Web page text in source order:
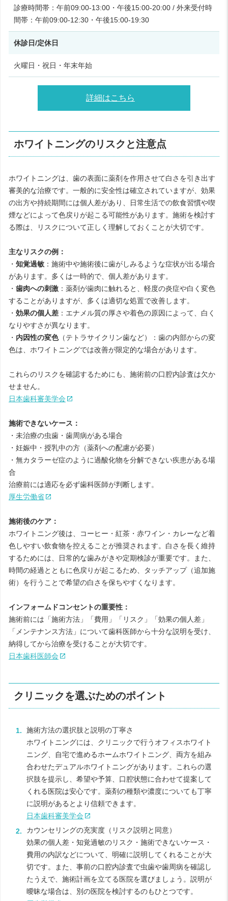
診療時間帯：午前09:00-13:00・午後15:00-20:00 / 外来受付時
間帯：午前09:00-12:30・午後15:00-19:30
休診日/定休日
火曜日・祝日・年末年始
詳細はこちら
ホワイトニングのリスクと注意点
ホワイトニングは、歯の表面に薬剤を作用させて白さを引き出す
審美的な治療です。一般的に安全性は確立されていますが、効果
の出方や持続期間には個人差があり、日常生活での飲食習慣や喫
煙などによって色戻りが起こる可能性があります。施術を検討す
る際は、リスクについて正しく理解しておくことが大切です。
主なリスクの例：
・ 知覚過敏 ：施術中や施術後に歯がしみるような症状が出る場合
があります。多くは一時的で、個人差があります。
・ 歯肉への刺激 ：薬剤が歯肉に触れると、軽度の炎症や白く変色
することがありますが、多くは適切な処置で改善します。
・ 効果の個人差 ：エナメル質の厚さや着色の原因によって、白く
なりやすさが異なります。
・ 内因性の変色（テトラサイクリン歯など）：歯の内部からの変
色は、ホワイトニングでは改善が限定的な場合があります。
これらのリスクを確認するためにも、施術前の口腔内診査は欠か
せません。
日本歯科審美学会
施術できないケース：
・未治療の虫歯・歯周病がある場合
・妊娠中・授乳中の方（薬剤への配慮が必要）
・無カタラーゼ症のように過酸化物を分解できない疾患がある場
合
治療前には適応を必ず歯科医師が判断します。
厚生労働省
施術後のケア：
ホワイトニング後は、コーヒー・紅茶・赤ワイン・カレーなど着
色しやすい飲食物を控えることが推奨されます。白さを長く維持
するためには、日常的な歯みがきや定期検診が重要です。また、
時間の経過とともに色戻りが起こるため、タッチアップ（追加施
術）を行うことで希望の白さを保ちやすくなります。
インフォームドコンセントの重要性：
施術前には「施術方法」「費用」「リスク」「効果の個人差」
「メンテナンス方法」について歯科医師から十分な説明を受け、
納得してから治療を受けることが大切です。
日本歯科医師会
クリニックを選ぶためのポイント
施術方法の選択肢と説明の丁寧さ
ホワイトニングには、クリニックで行うオフィスホワイト
ニング、自宅で進めるホームホワイトニング、両方を組み
合わせたデュアルホワイトニングがあります。これらの選
択肢を提示し、希望や予算、口腔状態に合わせて提案して
くれる医院は安心です。薬剤の種類や濃度についても丁寧
に説明があるとより信頼できます。
日本歯科審美学会
カウンセリングの充実度（リスク説明と同意）
効果の個人差・知覚過敏のリスク・施術できないケース・
費用の内訳などについて、明確に説明してくれることが大
切です。また、事前の口腔内診査で虫歯や歯周病を確認し
たうえで、施術計画を立てる医院を選びましょう。説明が
曖昧な場合は、別の医院を検討するのもひとつです。